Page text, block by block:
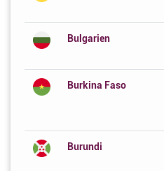
Bulgarien
Burkina Faso
Burundi